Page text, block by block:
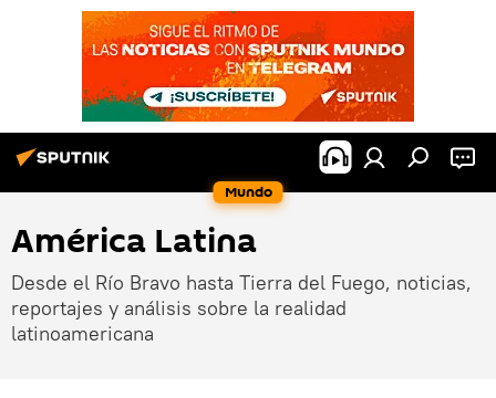
Mundo
América Latina
Desde el Río Bravo hasta Tierra del Fuego, noticias,
reportajes y análisis sobre la realidad
latinoamericana